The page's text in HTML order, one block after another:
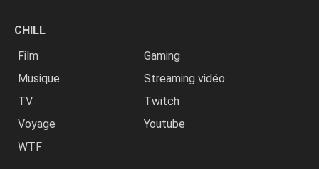
CHILL
Film
Gaming
Musique
Streaming vidéo
TV
Twitch
Voyage
Youtube
WTF